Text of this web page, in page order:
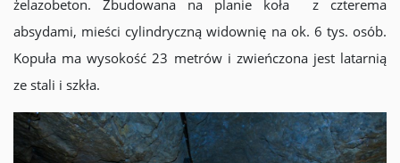
żelazobeton. Zbudowana na planie koła z czterema
absydami, mieści cylindryczną widownię na ok. 6 tys. osób.
Kopuła ma wysokość 23 metrów i zwieńczona jest latarnią
ze stali i szkła.